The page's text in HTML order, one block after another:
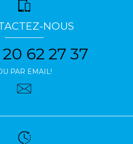
NOUS
20 62 27 37
PAR EMAIL!